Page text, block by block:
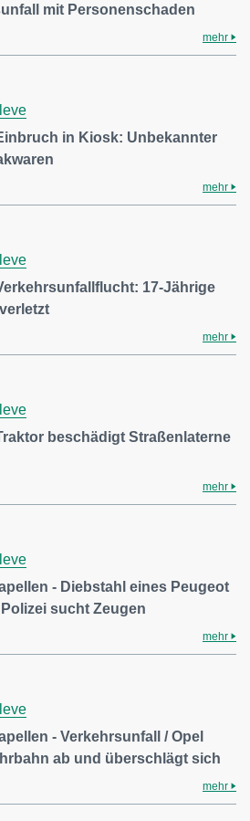
mit Personenschaden
mehr
in Kiosk: Unbekannter
mehr
17-Jährige
mehr
beschädigt Straßenlaterne
mehr
- Diebstahl eines Peugeot
sucht Zeugen
mehr
- Verkehrsunfall / Opel
ab und überschlägt sich
mehr